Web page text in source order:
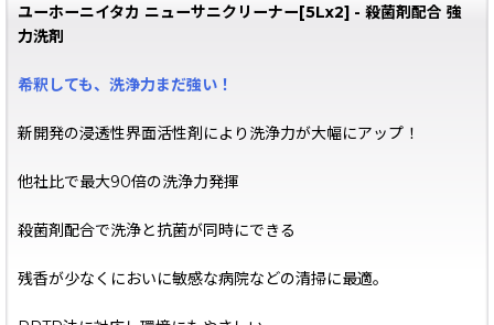
ユーホーニイタカ ニューサニクリーナー[5Lx2] - 殺菌剤配合 強
力洗剤
希釈しても、洗浄力まだ強い！
新開発の浸透性界面活性剤により洗浄力が大幅にアップ！
他社比で最大90倍の洗浄力発揮
殺菌剤配合で洗浄と抗菌が同時にできる
残香が少なくにおいに敏感な病院などの清掃に最適。